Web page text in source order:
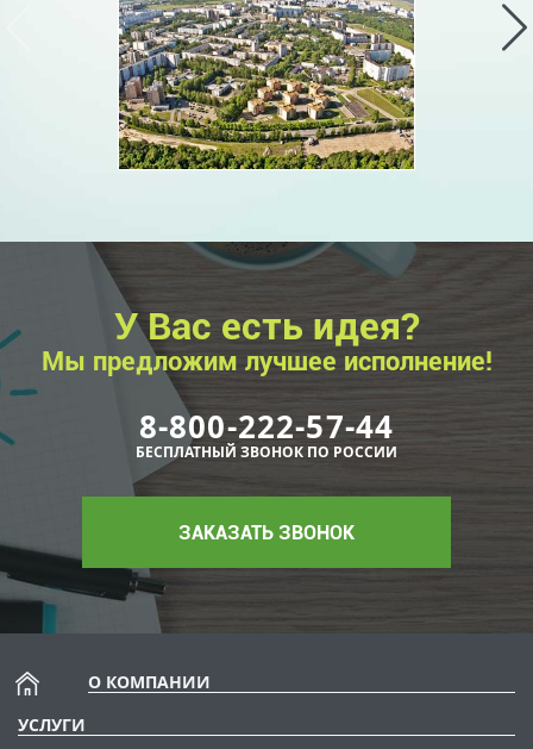
У Вас есть идея?
Мы предложим лучшее исполнение!
8-800-222-57-44
БЕСПЛАТНЫЙ ЗВОНОК ПО РОССИИ
ЗАКАЗАТЬ ЗВОНОК
О КОМПАНИИ
УСЛУГИ